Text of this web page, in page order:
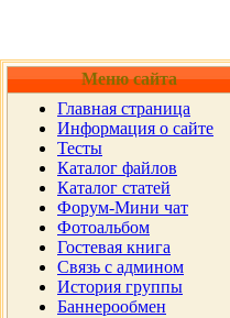
Меню сайта
Главная страница
Информация о сайте
Тесты
Каталог файлов
Каталог статей
Форум-Мини чат
Фотоальбом
Гостевая книга
Cвязь с админом
История группы
Баннерообмен